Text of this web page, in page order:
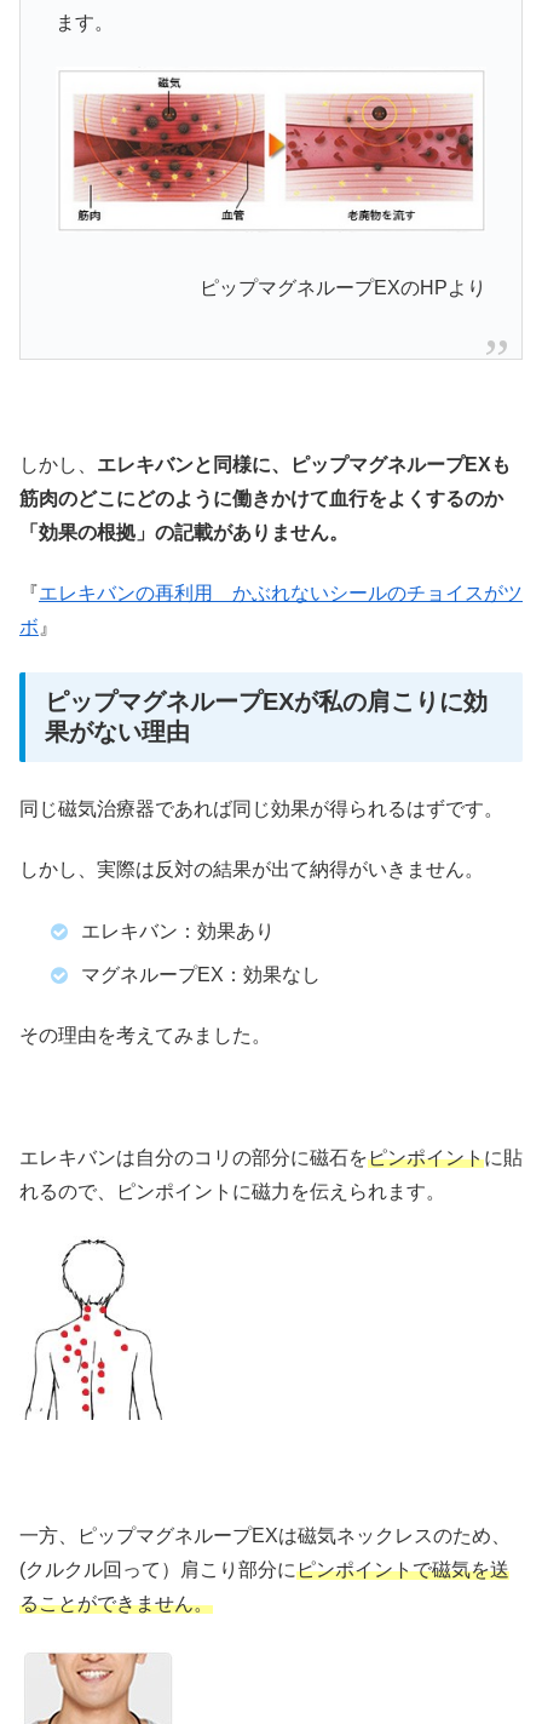
ます。
ピップマグネループEXのHPより
しかし、 エレキバンと同様に、ピップマグネループEXも
筋肉のどこにどのように働きかけて血行をよくするのか
「効果の根拠」の記載がありません。
『 エレキバンの再利用 かぶれないシールのチョイスがツ
ボ』
ピップマグネループEXが私の肩こりに効
果がない理由
同じ磁気治療器であれば同じ効果が得られるはずです。
しかし、実際は反対の結果が出て納得がいきません。
エレキバン：効果あり
マグネループEX：効果なし
その理由を考えてみました。
エレキバンは自分のコリの部分に磁石をピンポイントに貼
れるので、ピンポイントに磁力を伝えられます。
一方、ピップマグネループEXは磁気ネックレスのため、
(クルクル回って）肩こり部分にピンポイントで磁気を送
ることができません。